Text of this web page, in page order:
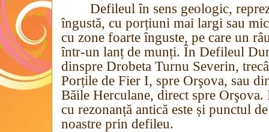
Defileul în sens geologic,
îngustă, cu porțiuni mai largi sau
cu zone foarte înguste, pe care un
într-un lanț de munți. În Defileul
dinspre Drobeta Turnu Severin,
Porțile de Fier I, spre Orşova, sau
Băile Herculane, direct spre Orşova.
cu rezonanță antică este și punctul
noastre prin defileu.